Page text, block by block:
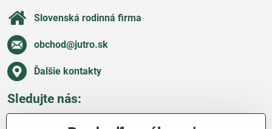
Slovenská rodinná firma
obchod​@jutro​.sk
Ďalšie kontakty
Sledujte nás: